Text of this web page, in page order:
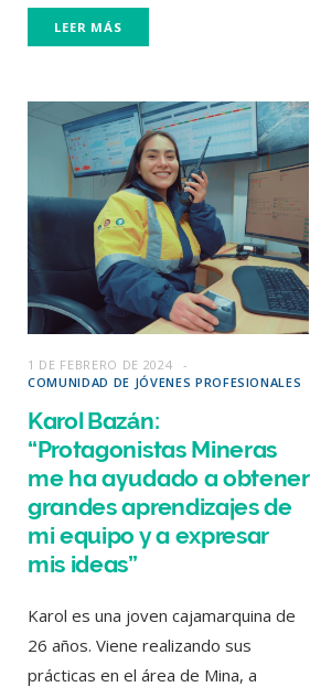
LEER MÁS
1 DE FEBRERO DE 2024
COMUNIDAD DE JÓVENES PROFESIONALES
Karol Bazán:
“Protagonistas Mineras
me ha ayudado a obtener
grandes aprendizajes de
mi equipo y a expresar
mis ideas”
Karol es una joven cajamarquina de
26 años. Viene realizando sus
prácticas en el área de Mina, a